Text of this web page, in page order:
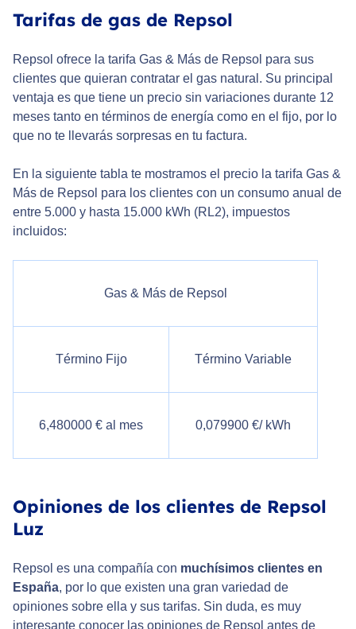
Tarifas de gas de Repsol
Repsol ofrece la tarifa Gas & Más de Repsol para sus
clientes que quieran contratar el gas natural. Su principal
ventaja es que tiene un precio sin variaciones durante 12
meses tanto en términos de energía como en el fijo, por lo
que no te llevarás sorpresas en tu factura.
En la siguiente tabla te mostramos el precio la tarifa Gas &
Más de Repsol para los clientes con un consumo anual de
entre 5.000 y hasta 15.000 kWh (RL2), impuestos
incluidos:
Gas & Más de Repsol
Término Fijo Término Variable
6,480000 € al mes 0,079900 €/ kWh
Opiniones de los clientes de Repsol
Luz
Repsol es una compañía con muchísimos clientes en
España, por lo que existen una gran variedad de
opiniones sobre ella y sus tarifas. Sin duda, es muy
interesante conocer las opiniones de Repsol antes de